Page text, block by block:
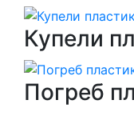
Купели
Погреб